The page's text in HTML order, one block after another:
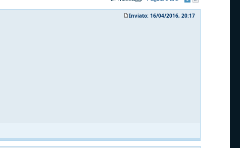
Inviato: 16/04/2016, 20:17